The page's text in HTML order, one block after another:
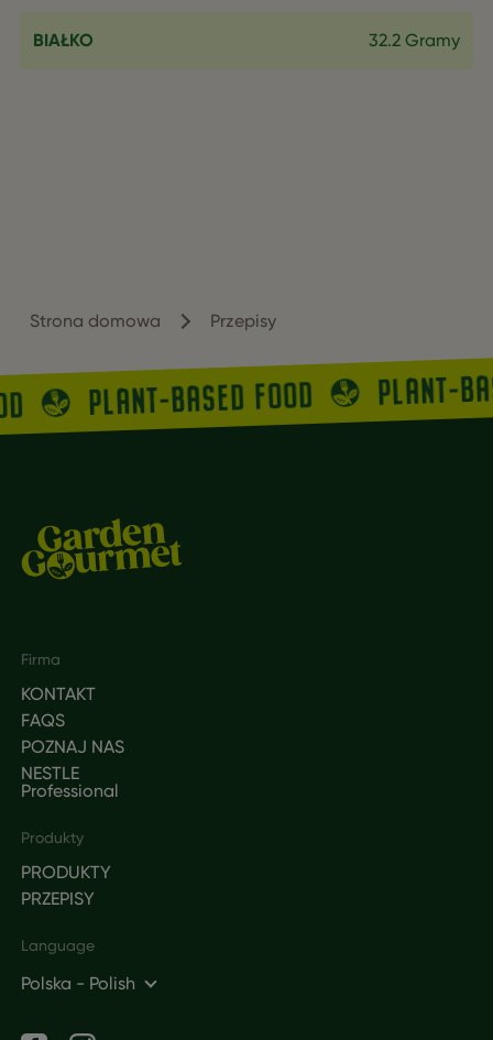
BIAŁKO 32.2 Gramy
Strona domowa Przepisy
PLANT-BASED FOOD PLANT-
Footer
Firma
KONTAKT
FAQS
POZNAJ NAS
NESTLE
Professional
Produkty
PRODUKTY
PRZEPISY
Language
Polska - Polish